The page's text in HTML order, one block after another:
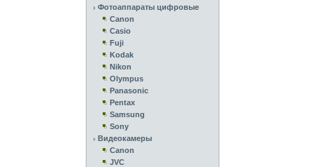
Фотоаппараты цифровые
Canon
Casio
Fuji
Kodak
Nikon
Olympus
Panasonic
Pentax
Samsung
Sony
Видеокамеры
Canon
JVC